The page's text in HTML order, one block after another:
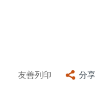
友善列印 分享